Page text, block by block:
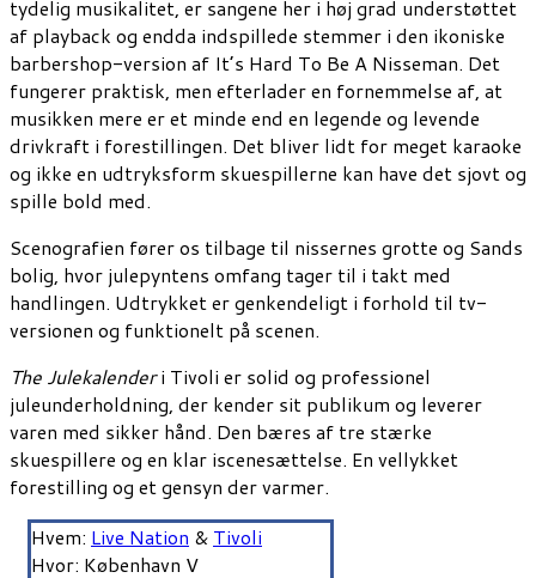
tydelig musikalitet, er sangene her i høj grad understøttet
af playback og endda indspillede stemmer i den ikoniske
barbershop-version af It’s Hard To Be A Nisseman. Det
fungerer praktisk, men efterlader en fornemmelse af, at
musikken mere er et minde end en legende og levende
drivkraft i forestillingen. Det bliver lidt for meget karaoke
og ikke en udtryksform skuespillerne kan have det sjovt og
spille bold med.
Scenografien fører os tilbage til nissernes grotte og Sands
bolig, hvor julepyntens omfang tager til i takt med
handlingen. Udtrykket er genkendeligt i forhold til tv-
versionen og funktionelt på scenen.
The Julekalenderi Tivoli er solid og professionel
juleunderholdning, der kender sit publikum og leverer
varen med sikker hånd. Den bæres af tre stærke
skuespillere og en klar iscenesættelse. En vellykket
forestilling og et gensyn der varmer.
Hvem: Live Nation & Tivoli
Hvor: København V